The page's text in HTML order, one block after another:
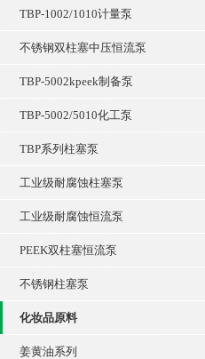
TBP-1002/1010计量泵
不锈钢双柱塞中压恒流泵
TBP-5002kpeek制备泵
TBP-5002/5010化工泵
TBP系列柱塞泵
工业级耐腐蚀柱塞泵
工业级耐腐蚀恒流泵
PEEK双柱塞恒流泵
不锈钢柱塞泵
化妆品原料
姜黄油系列